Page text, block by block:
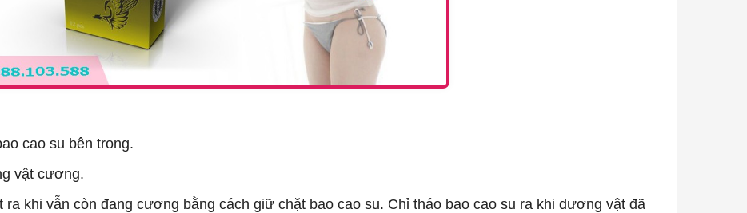
cao su bên trong.
vật cương.
khi vẫn còn đang cương bằng cách giữ chặt bao cao su. Chỉ tháo bao cao su ra khi dương vật đã